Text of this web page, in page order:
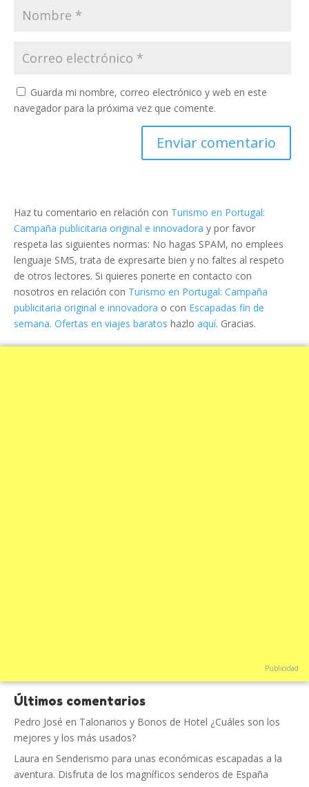
Guarda mi nombre, correo electrónico y web en este
navegador para la próxima vez que comente.
Haz tu comentario en relación con Turismo en Portugal:
Campaña publicitaria original e innovadora y por favor
respeta las siguientes normas: No hagas SPAM, no emplees
lenguaje SMS, trata de expresarte bien y no faltes al respeto
de otros lectores. Si quieres ponerte en contacto con
nosotros en relación con Turismo en Portugal: Campaña
publicitaria original e innovadora o con Escapadas fin de
semana. Ofertas en viajes baratos hazlo aquí. Gracias.
Publicidad
Últimos comentarios
Pedro José en Talonarios y Bonos de Hotel ¿Cuáles son los
mejores y los más usados?
Laura en Senderismo para unas económicas escapadas a la
aventura. Disfruta de los magníficos senderos de España